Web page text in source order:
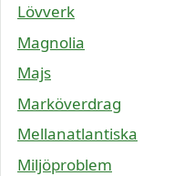
Lövverk
Magnolia
Majs
Marköverdrag
Mellanatlantiska
Miljöproblem